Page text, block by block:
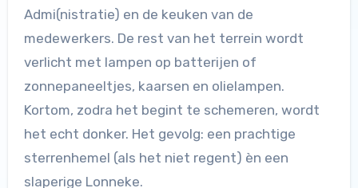
Admi(nistratie) en de keuken van de
medewerkers. De rest van het terrein wordt
verlicht met lampen op batterijen of
zonnepaneeltjes, kaarsen en olielampen.
Kortom, zodra het begint te schemeren, wordt
het echt donker. Het gevolg: een prachtige
sterrenhemel (als het niet regent) èn een
slaperige Lonneke.